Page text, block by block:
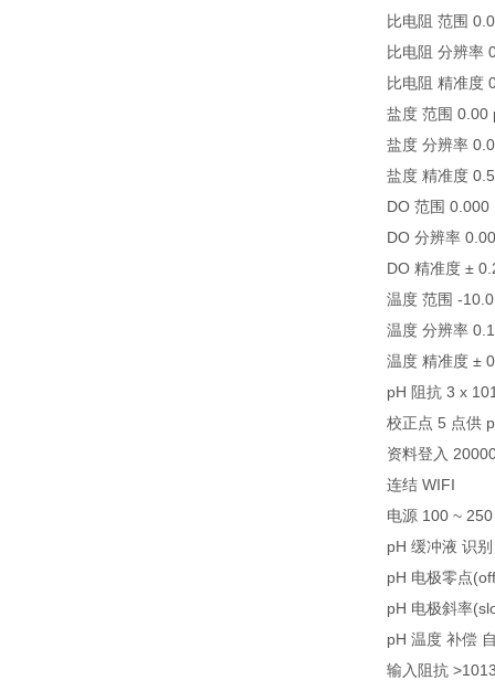
比电阻 范围
比电阻 分辨率
比电阻 精准度
盐度 范围 0.00
盐度 分辨率
盐度 精准度
DO 范围
DO 分辨率
DO 精准度 ±
温度 范围 -
温度 分辨率
温度 精准度 ±
pH 阻抗 3 x
校正点 5 点供
资料登入
连结 WIFI
电源 100 ~
pH 缓冲液 识
pH 电极零点
pH 电极斜率
pH 温度 补偿
输入阻抗